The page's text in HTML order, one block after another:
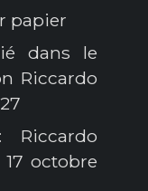
papier
dans le
Riccardo
octobre